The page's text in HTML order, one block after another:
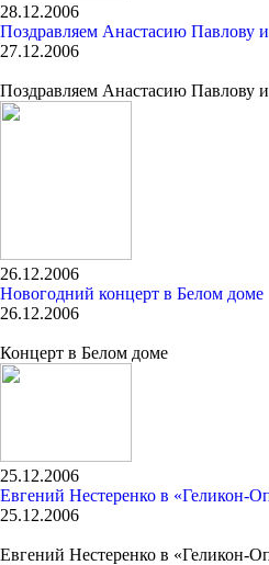
28.12.2006
Поздравляем Анастасию Павлову
27.12.2006
Поздравляем Анастасию Павлову
26.12.2006
Новогодний концерт в Белом доме
26.12.2006
Концерт в Белом доме
25.12.2006
Евгений Нестеренко в «Геликон-
25.12.2006
Евгений Нестеренко в «Геликон-